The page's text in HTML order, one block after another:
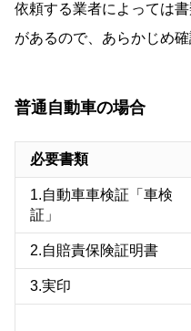
依頼する業者によっては
があるので、あらかじめ
普通自動車の場合
必要書類
1.自動車車検証「車検
証」
2.自賠責保険証明書
3.実印